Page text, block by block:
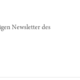
Newsletter des